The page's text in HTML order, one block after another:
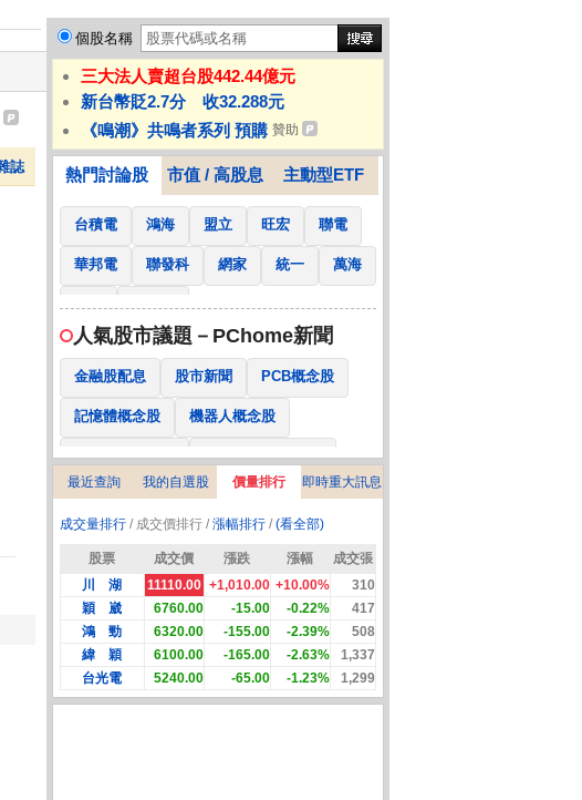
閎康7月營收創新高 AI升級和半導體先進製程驅動 高CP值~4K智慧電視
贊助
誌
個股名稱
三大法人賣超台股442.44億元
新台幣貶2.7分 收32.288元
《鳴潮》共鳴者系列 預購 贊助
熱門討論股 市值 / 高股息 主動型ETF
台積電 鴻海 盟立 旺宏 聯電
華邦電 聯發科 網家 統一 萬海
南亞 國泰金
人氣股市議題－PChome新聞
金融股配息 股市新聞 PCB概念股
記憶體概念股 機器人概念股
低軌衛星概念股 CPO、BBU概念股
2025金融股配息 AI眼鏡概念股
降息概念股 儲能概念股 甲骨文概念股
股東會紀念品
最近查詢 我的自選股 價量排行 即時重大訊息
成交量排行/ 成交價排行 /漲幅排行/(看全部)
股票 成交價 漲跌 漲幅
成交張
川 湖
11110.00 +1,010.00 +10.00%
310
穎 崴
6760.00 -15.00 -0.22%
417
鴻 勁
6320.00 -155.00 -2.39%
508
緯 穎
6100.00 -165.00 -2.63%
1,337
台光電
5240.00 -65.00 -1.23% 1,299